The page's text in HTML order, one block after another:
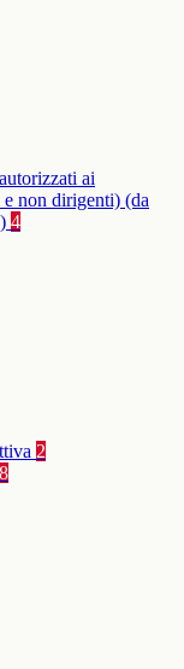
ai
non dirigenti) (da
4
2
8